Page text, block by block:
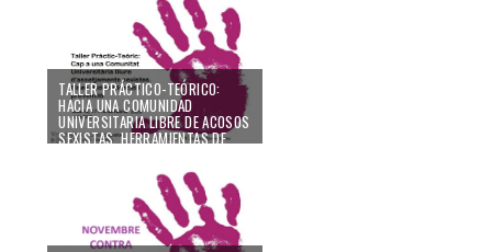
TALLER PRÁCTICO-TEÓRICO:
HACIA UNA COMUNIDAD
UNIVERSITARIA LIBRE DE ACOSOS
SEXISTAS. HERRAMIENTAS DE